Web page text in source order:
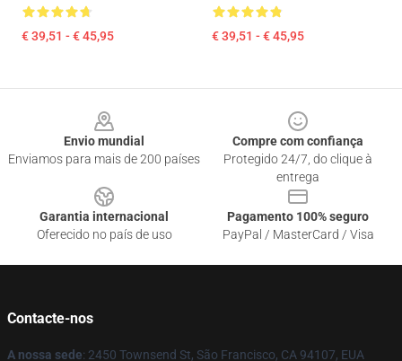
€ 39,51 - € 45,95 € 39,51 - € 45,95
Envio mundial
Enviamos para mais de 200 países
Compre com confiança
Protegido 24/7, do clique à
entrega
Garantia internacional
Oferecido no país de uso
Pagamento 100% seguro
PayPal / MasterCard / Visa
Contacte-nos
A nossa sede: 2450 Townsend St, São Francisco, CA 94107, EUA